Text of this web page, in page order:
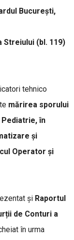
București,
Streiului (bl. 119)
tehnico
mărirea sporului
în
și
Operator și
și Raportul
de Conturi a
în urma